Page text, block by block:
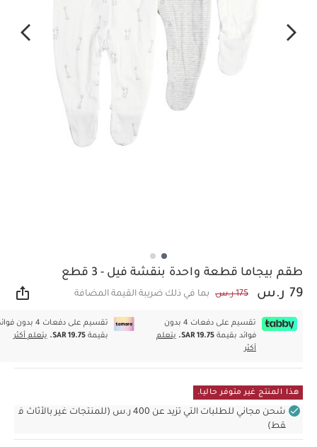
طقم بيجاما قطعة واحدة بنقشة فيل - 3 قطع
79 ر.س 175 ر.س بما في ذلك ضريبة القيمة المضافة
تقسيم على دفعات 4 بدون
فوائد بقيمة SAR 19.75.
يتعلم
أكثر
تقسيم على دفعات 4 بدون
بقيمةSAR 19.75. يتعلم أكثر
هذا المنتج غير متوفر حاليا.
شحن مجاني للطلبات التي تزيد عن 400 ر.س (للمنتجات غير بالأثاث ف
قط)